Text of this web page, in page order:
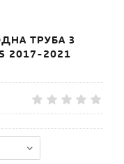
ТРУБА З
2017-2021